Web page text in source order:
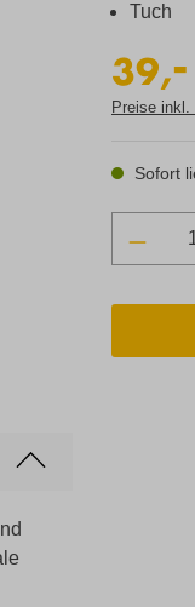
Tuch
39,
-
Preise
Sofort